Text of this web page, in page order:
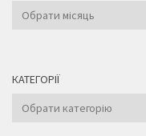
Архіви
КАТЕГОРІЇ
Категорії